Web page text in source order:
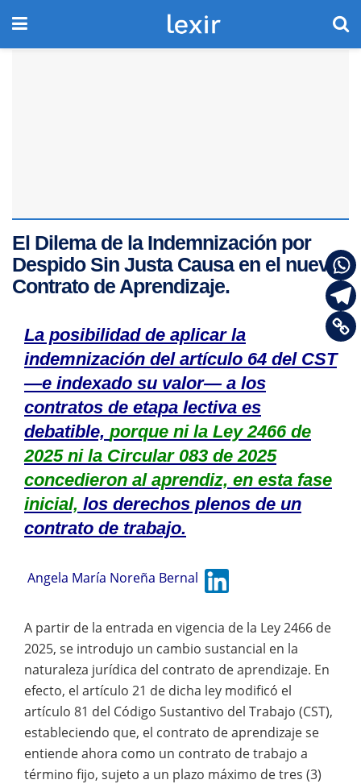
El Dilema de la Indemnización por
Despido Sin Justa Causa en el nuevo
Contrato de Aprendizaje.
La posibilidad de aplicar la
indemnización del artículo 64 del CST
—e indexado su valor— a los
contratos de etapa lectiva es
debatible, porque ni la Ley 2466 de
2025 ni la Circular 083 de 2025
concedieron al aprendiz, en esta fase
inicial, los derechos plenos de un
contrato de trabajo.
Angela María Noreña Bernal
A partir de la entrada en vigencia de la Ley 2466 de
2025, se introdujo un cambio sustancial en la
naturaleza jurídica del contrato de aprendizaje. En
efecto, el artículo 21 de dicha ley modificó el
artículo 81 del Código Sustantivo del Trabajo (CST),
estableciendo que, el contrato de aprendizaje se
entiende ahora como un contrato de trabajo a
término fijo, sujeto a un plazo máximo de tres (3)